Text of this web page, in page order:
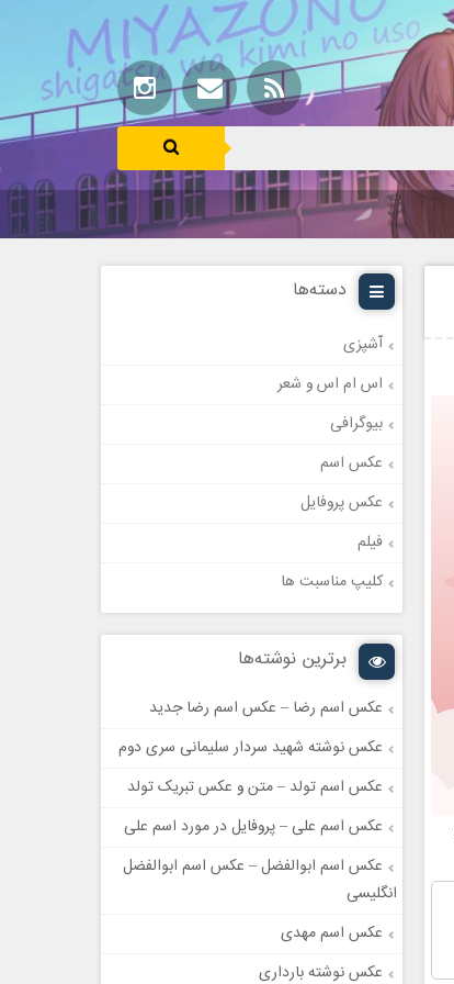
دسته‌ها
آشپزی
اس ام اس و شعر
بیوگرافی
عکس اسم
عکس پروفایل
فیلم
کلیپ مناسبت ها
برترین نوشته‌ها
عکس اسم رضا – عکس اسم رضا جدید
عکس نوشته شهید سردار سلیمانی سری دوم
عکس اسم تولد – متن و عکس تبریک تولد
عکس اسم علی – پروفایل در مورد اسم علی
عکس اسم ابوالفضل – عکس اسم ابوالفضل
انگلیسی
عکس اسم مهدی
عکس نوشته بارداری